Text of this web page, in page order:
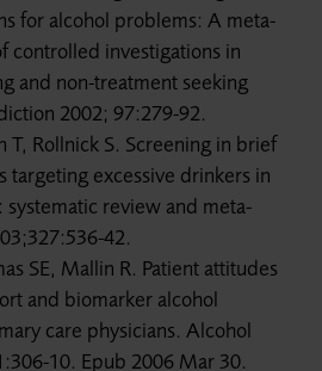
for alcohol problems: A meta-
controlled investigations in
and non-treatment seeking
2002; 97:279-92.
T, Rollnick S. Screening in brief
targeting excessive drinkers in
review and meta-
42.
SE, Mallin R. Patient attitudes
and biomarker alcohol
care physicians. Alcohol
10. Epub 2006 Mar 30.